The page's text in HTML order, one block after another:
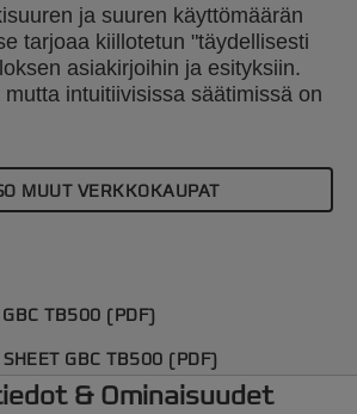
ja suuren käyttömäärän
tarjoaa kiillotetun "täydellisesti
asiakirjoihin ja esityksiin.
intuitiivisissa säätimissä on
kun asiakirjoja ei
A4-arkkia kerrallaan tai useita
samanaikaisesti. Se takaa
Hopeanvärinen.
MUUT VERKKOKAUPAT
TB500 (PDF)
SHEET GBC TB500 (PDF)
& Ominaisuudet